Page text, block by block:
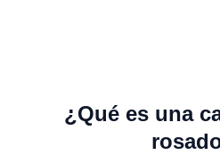
¿Qué es una